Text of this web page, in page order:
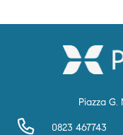
Piazza
0823 467743